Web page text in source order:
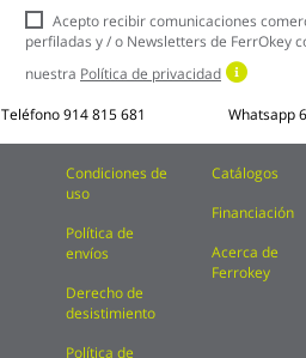
boletín
noticias:
Acepto recibir comunicaciones
perfiladas y / o Newsletters de FerrOkey
nuestra Política de privacidad
Teléfono914 815 681 Whatsapp
Condiciones de
uso
Política de
envíos
Derecho de
desistimiento
Política de
Catálogos
Financiación
Acerca de
Ferrokey